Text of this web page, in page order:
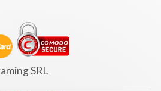
in tulburarea cont... (7)
in tulburarea de c... (2)
in tulburarea de c... (7)
SRL